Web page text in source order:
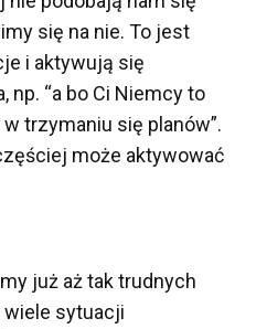
się na nie. To jest
i aktywują się
np. “a bo Ci Niemcy to
trzymaniu się planów”.
może aktywować
już aż tak trudnych
sytuacji